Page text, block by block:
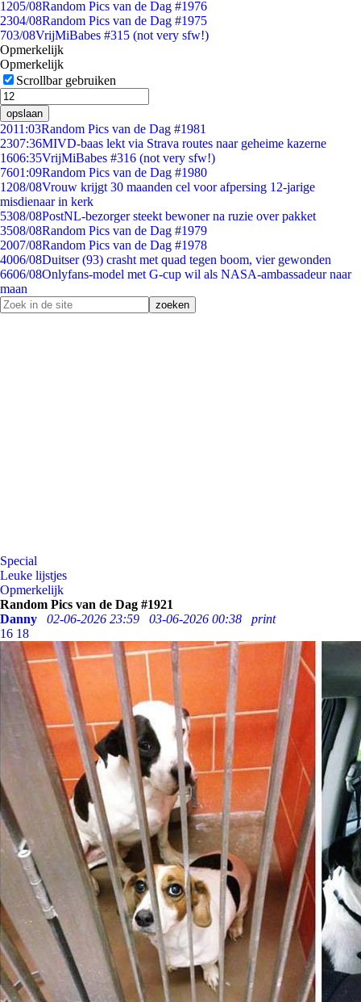
1205/08Random Pics van de Dag #1976
2304/08Random Pics van de Dag #1975
703/08VrijMiBabes #315 (not very sfw!)
Opmerkelijk
Opmerkelijk
Scrollbar gebruiken
opslaan
2011:03Random Pics van de Dag #1981
2307:36MIVD-baas lekt via Strava routes naar geheime kazerne
1606:35VrijMiBabes #316 (not very sfw!)
7601:09Random Pics van de Dag #1980
1208/08Vrouw krijgt 30 maanden cel voor afpersing 12-jarige
misdienaar in kerk
5308/08PostNL-bezorger steekt bewoner na ruzie over pakket
3508/08Random Pics van de Dag #1979
2007/08Random Pics van de Dag #1978
4006/08Duitser (93) crasht met quad tegen boom, vier gewonden
6606/08Onlyfans-model met G-cup wil als NASA-ambassadeur naar
maan
Special
Leuke lijstjes
Opmerkelijk
Random Pics van de Dag #1921
Danny
02-06-2026 23:59 03-06-2026 00:38
print
16 18